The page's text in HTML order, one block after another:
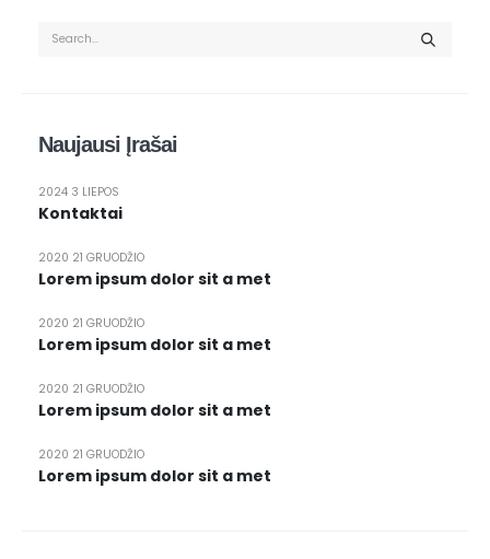
Naujausi Įrašai
Kontaktai
2024 3 LIEPOS
Lorem ipsum dolor sit a met
2020 21 GRUODŽIO
Lorem ipsum dolor sit a met
2020 21 GRUODŽIO
Lorem ipsum dolor sit a met
2020 21 GRUODŽIO
Lorem ipsum dolor sit a met
2020 21 GRUODŽIO